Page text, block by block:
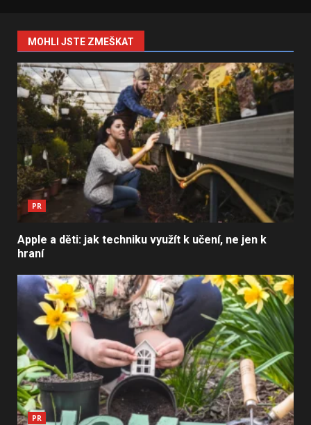
MOHLI JSTE ZMEŠKAT
PR
Apple a děti: jak techniku využít k učení, ne jen k
hraní
PR